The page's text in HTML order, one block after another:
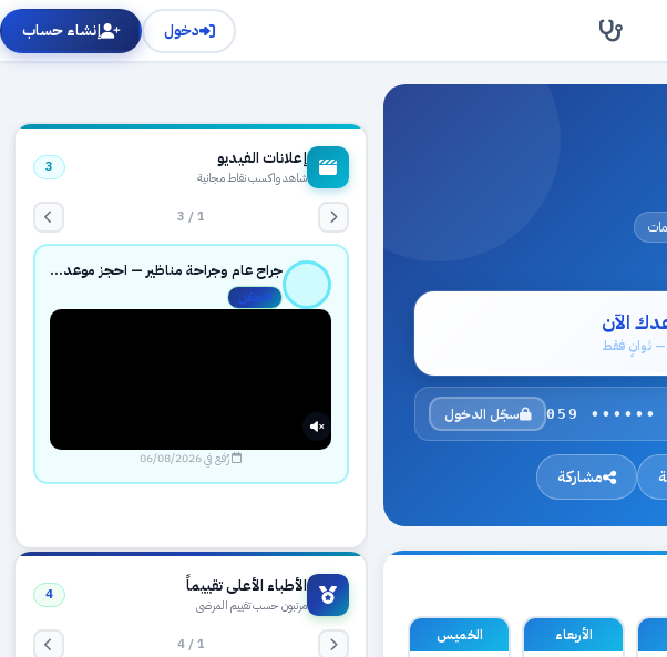
دخول إنشاء حساب
الآن
— ثوانٍ فقط
059 •••••• سجّل الدخول
مشاركة
الأربعاء الخميس
إعلانات الفيديو
شاهد واكسب نقاط مجانية
3
1 / 3
جراح عام وجراحة مناظير — احجز موعدك بثقة عبر حجزك الطبي
مفعّل
رُفع في 06/08/2026
الأطباء الأعلى تقييماً
مرتبون حسب تقييم المرضى
4
1 / 4